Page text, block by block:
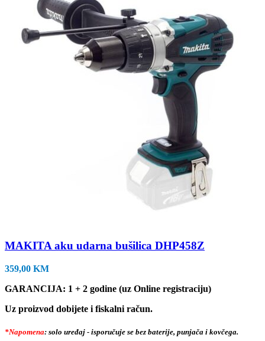
MAKITA aku udarna bušilica DHP458Z
359,00 KM
GARANCIJA: 1 + 2 godine (uz Online registraciju)
Uz proizvod dobijete i fiskalni račun.
*Napomena: solo uređaj - isporučuje se bez baterije, punjača i kovčega.